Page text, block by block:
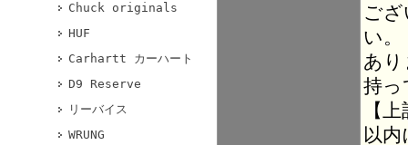
Chuck originals
HUF
Carhartt カーハート
D9 Reserve
リーバイス
WRUNG
ご
い
あ
持っ
【
以内